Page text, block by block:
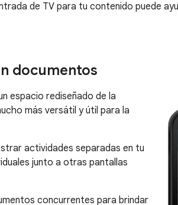
de TV para tu contenido puede
documentos
espacio rediseñado de la
más versátil y útil para la
actividades separadas en tu
junto a otras pantallas
concurrentes para brindar